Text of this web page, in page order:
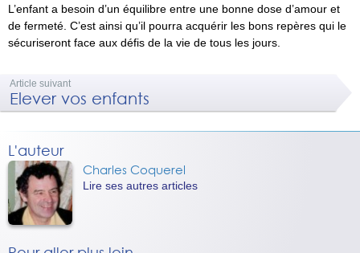
L’enfant a besoin d’un équilibre entre une bonne dose d’amour et
de fermeté. C’est ainsi qu’il pourra acquérir les bons repères qui le
sécuriseront face aux défis de la vie de tous les jours.
Article suivant
Elever vos enfants
L'auteur
Charles Coquerel
Lire ses autres articles